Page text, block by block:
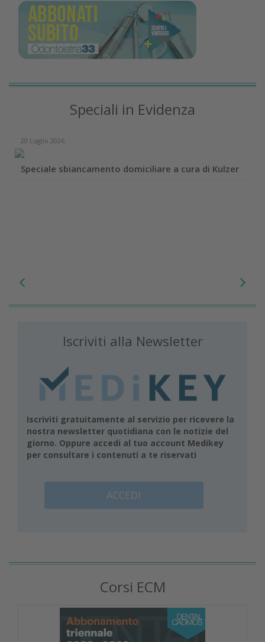
Speciali in Evidenza
20 Luglio 2026
Speciale sbiancamento domiciliare a cura di Kulzer
Iscriviti alla Newsletter
Iscriviti gratuitamente al servizio per ricevere la
nostra newsletter quotidiana con le notizie del
giorno. Oppure accedi al tuo account Medikey
per consultare i contenuti a te riservati
ACCEDI
Corsi ECM